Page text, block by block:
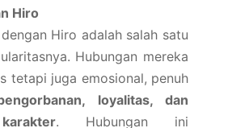
Hiro
Hiro adalah salah satu
Hubungan mereka
tetapi juga emosional, penuh
loyalitas, dan
. Hubungan ini